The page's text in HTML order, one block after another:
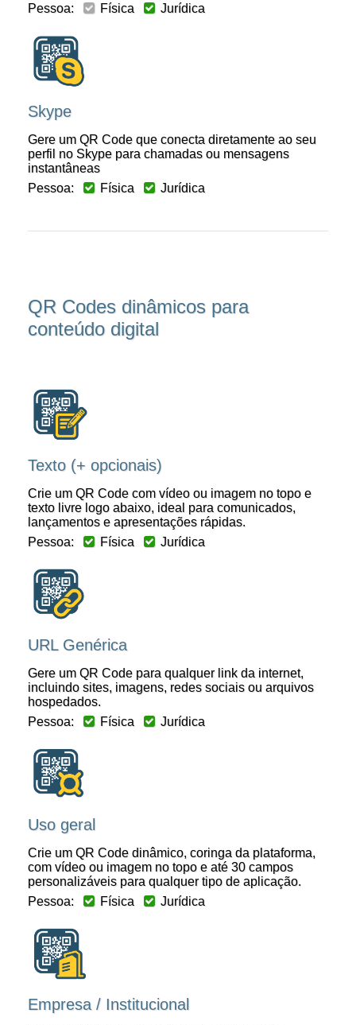
Pessoa: Física Jurídica
Skype
Gere um QR Code que conecta diretamente ao seu
perfil no Skype para chamadas ou mensagens
instantâneas
Pessoa:
Física Jurídica
QR Codes dinâmicos para
conteúdo digital
Texto (+ opcionais)
Crie um QR Code com vídeo ou imagem no topo e
texto livre logo abaixo, ideal para comunicados,
lançamentos e apresentações rápidas.
Pessoa:
Física Jurídica
URL Genérica
Gere um QR Code para qualquer link da internet,
incluindo sites, imagens, redes sociais ou arquivos
hospedados.
Pessoa:
Física Jurídica
Uso geral
Crie um QR Code dinâmico, coringa da plataforma,
com vídeo ou imagem no topo e até 30 campos
personalizáveis para qualquer tipo de aplicação.
Pessoa:
Física Jurídica
Empresa / Institucional